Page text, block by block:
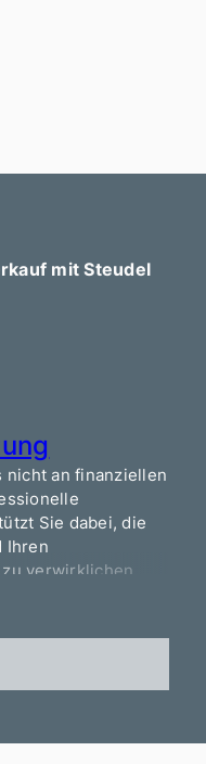
mit Steudel
nicht an finanziellen
Sie dabei, die
Ihren
verwirklichen.
für